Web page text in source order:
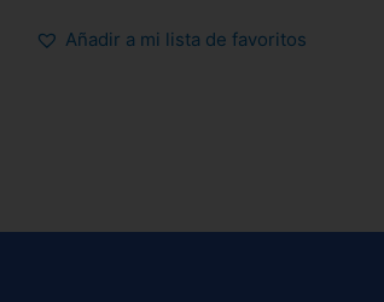
Añadir a mi lista de favoritos